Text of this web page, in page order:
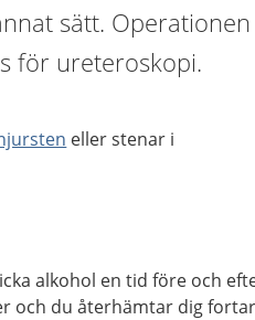
sätt. Operationen
för ureteroskopi.
eller stenar i
alkohol en tid före och
och du återhämtar dig